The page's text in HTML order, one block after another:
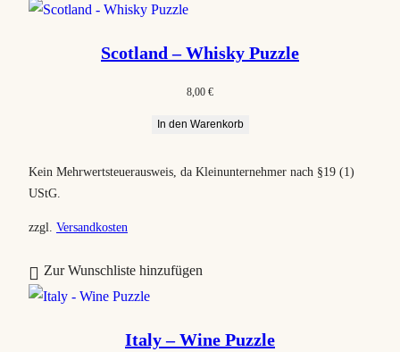
i
e
t
Scotland – Whisky Puzzle
8,00 €
In den Warenkorb
Kein Mehrwertsteuerausweis, da Kleinunternehmer nach §19 (1)
UStG.
zzgl. Versandkosten
Zur Wunschliste hinzufügen
Italy – Wine Puzzle